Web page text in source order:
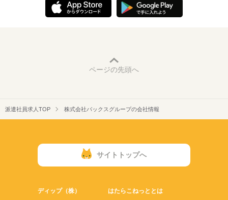
ページの先頭へ
派遣社員求人TOP 株式会社バックスグループの会社情報
サイトトップへ
ディップ（株） はたらこねっととは